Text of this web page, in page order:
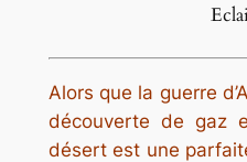
Alors que la guerre
découverte de gaz
désert est une